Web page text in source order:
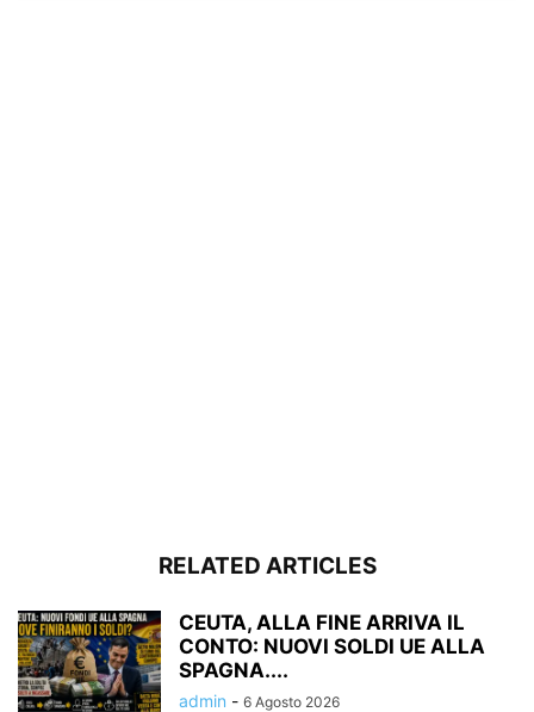
RELATED ARTICLES
CEUTA, ALLA FINE ARRIVA IL
CONTO: NUOVI SOLDI UE ALLA
SPAGNA....
admin - 6 Agosto 2026